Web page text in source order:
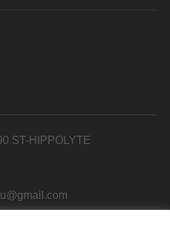
ST-HIPPOLYTE